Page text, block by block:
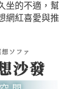
坐的不適，幫
網紅喜愛與推